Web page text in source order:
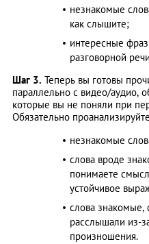
незнакомые
как слышите;
интересные
разговорной
Шаг 3. Теперь вы готовы
параллельно с видео/аудио,
которые вы не поняли при
Обязательно
незнакомые
слова вроде
понимаете
устойчивое
слова знакомые,
расслышали из-
произношения.